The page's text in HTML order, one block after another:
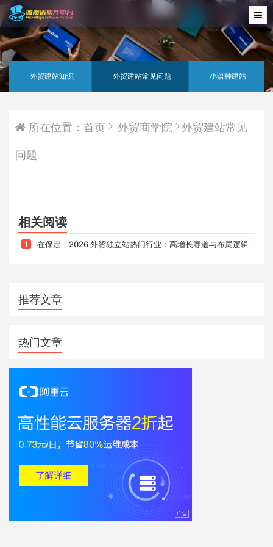
外贸建站知识 外贸建站常见问题 小语种建站
所在位置： 首页 外贸商学院 外贸建站常见
问题
相关阅读
1 在保定，2026 外贸独立站热门行业：高增长赛道与布局逻辑
推荐文章
热门文章